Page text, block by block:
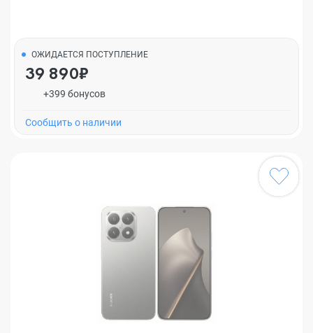
ОЖИДАЕТСЯ ПОСТУПЛЕНИЕ
39 890₽
+399 бонусов
Cообщить о наличии